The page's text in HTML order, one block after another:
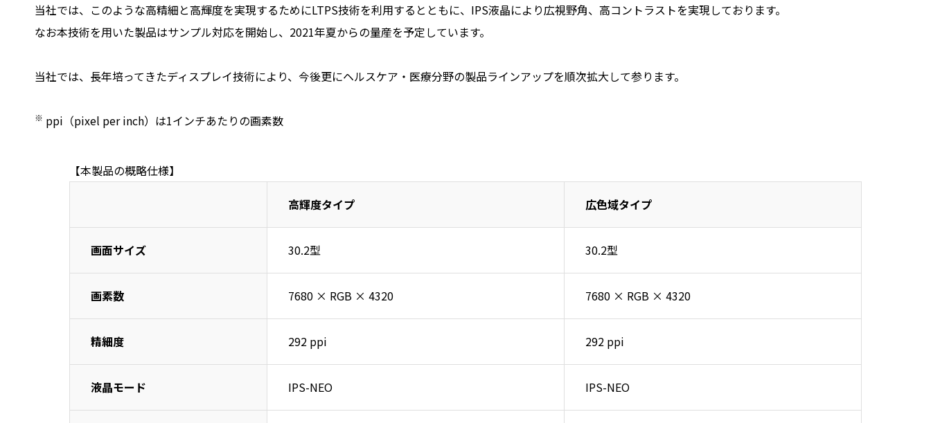
当社では、このような高精細と高輝度を実現するためにLTPS技術を利用するとともに、IPS液晶により広視野角、高コントラストを実現しております。
なお本技術を用いた製品はサンプル対応を開始し、2021年夏からの量産を予定しています。
当社では、長年培ってきたディスプレイ技術により、今後更にヘルスケア・医療分野の製品ラインアップを順次拡大して参ります。
※ ppi（pixel per inch）は1インチあたりの画素数
【本製品の概略仕様】
高輝度タイプ 広色域タイプ
画面サイズ 30.2型 30.2型
画素数 7680 × RGB × 4320 7680 × RGB × 4320
精細度 292 ppi 292 ppi
液晶モード IPS-NEO IPS-NEO